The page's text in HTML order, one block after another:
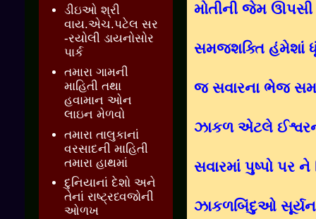
મોતીની જેમ
સમજશક્તિ હંમેશાં
જ સવારના ભેજ
ઝાકળ એટલે
સવારમાં પુષ્પો પર
ઝાકળબિંદુઓ
ડીઇઓ શ્રી
વાય.એચ.પટેલ સર
-રયોલી ડાયનોસોર
પાર્ક
તમારા ગામની
માહિતી તથા
હવામાન ઓન
લાઇન મેળવો
તમારા તાલુકાનાં
વરસાદની માહિતી
તમારા હાથમાં
દુનિયાનાં દેશો અને
તેનાં રાષ્ટ્રધ્વજોની
ઓળખ